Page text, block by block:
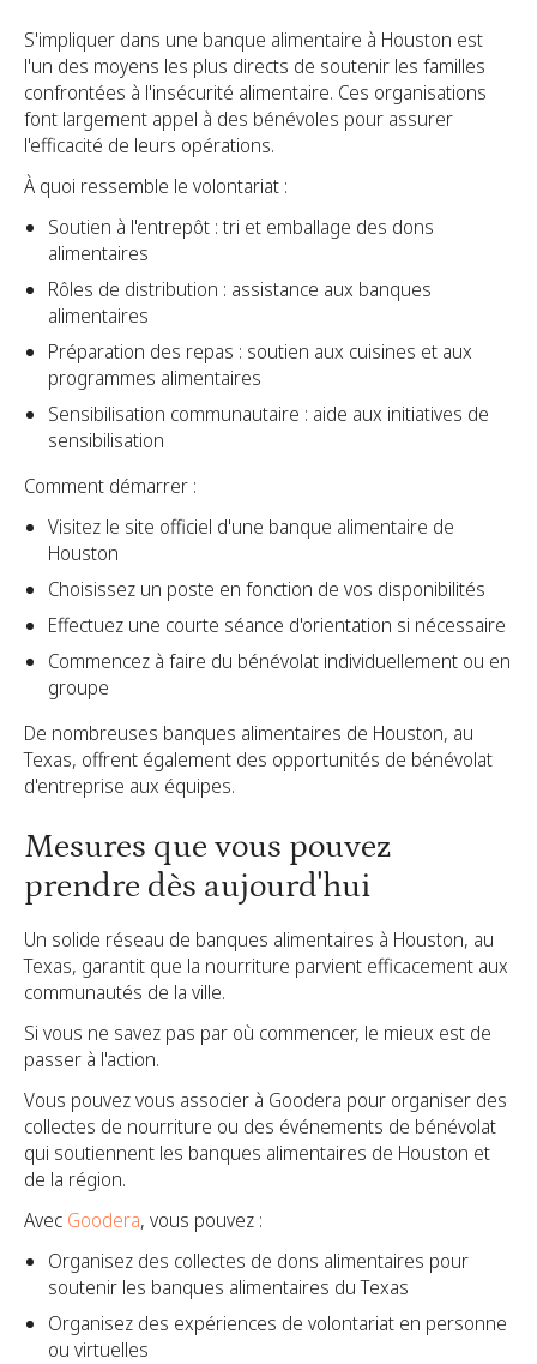
S'impliquer dans une banque alimentaire à Houston est
l'un des moyens les plus directs de soutenir les familles
confrontées à l'insécurité alimentaire. Ces organisations
font largement appel à des bénévoles pour assurer
l'efficacité de leurs opérations.
À quoi ressemble le volontariat :
Soutien à l'entrepôt : tri et emballage des dons
alimentaires
Rôles de distribution : assistance aux banques
alimentaires
Préparation des repas : soutien aux cuisines et aux
programmes alimentaires
Sensibilisation communautaire : aide aux initiatives de
sensibilisation
Comment démarrer :
Visitez le site officiel d'une banque alimentaire de
Houston
Choisissez un poste en fonction de vos disponibilités
Effectuez une courte séance d'orientation si nécessaire
Commencez à faire du bénévolat individuellement ou en
groupe
De nombreuses banques alimentaires de Houston, au
Texas, offrent également des opportunités de bénévolat
d'entreprise aux équipes.
Mesures que vous pouvez
prendre dès aujourd'hui
Un solide réseau de banques alimentaires à Houston, au
Texas, garantit que la nourriture parvient efficacement aux
communautés de la ville.
Si vous ne savez pas par où commencer, le mieux est de
passer à l'action.
Vous pouvez vous associer à Goodera pour organiser des
collectes de nourriture ou des événements de bénévolat
qui soutiennent les banques alimentaires de Houston et
de la région.
Avec Goodera, vous pouvez :
Organisez des collectes de dons alimentaires pour
soutenir les banques alimentaires du Texas
Organisez des expériences de volontariat en personne
ou virtuelles